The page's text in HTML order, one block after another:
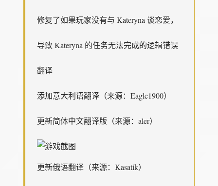
修复了如果玩家没有与 Kateryna 谈恋爱，
导致 Kateryna 的任务无法完成的逻辑错误
翻译
添加意大利语翻译（来源：Eagle1900）
更新简体中文翻译版（来源：aler）
更新俄语翻译（来源：Kasatik）